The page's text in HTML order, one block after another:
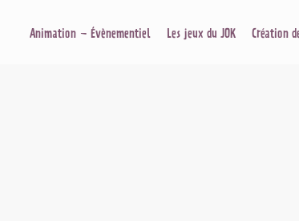
Animation – Évènementiel Les jeux du JOK Création